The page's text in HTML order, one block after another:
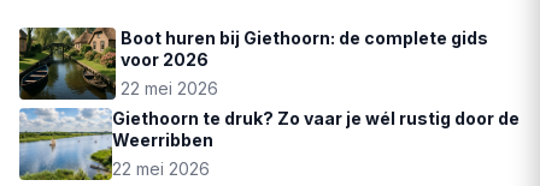
Boot huren bij Giethoorn: de complete gids
voor 2026
22 mei 2026
Giethoorn te druk? Zo vaar je wél rustig door de
Weerribben
22 mei 2026